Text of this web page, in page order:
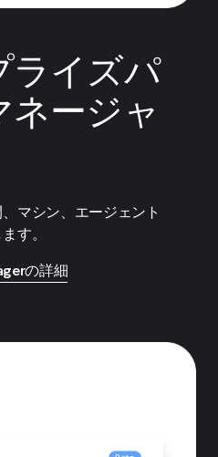
ライズパ
ージャ
マシン、エージェント
す。
の詳細